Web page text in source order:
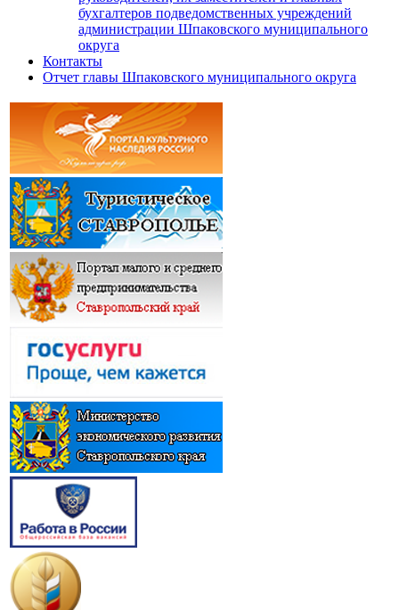
бухгалтеров подведомственных учреждений
администрации Шпаковского муниципального
округа
Контакты
Отчет главы Шпаковского муниципального округа